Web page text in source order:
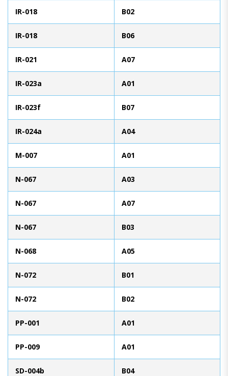
IR-018 B02
IR-018 B06
IR-021 A07
IR-023a A01
IR-023f B07
IR-024a A04
M-007 A01
N-067 A03
N-067 A07
N-067 B03
N-068 A05
N-072 B01
N-072 B02
PP-001 A01
PP-009 A01
SD-004b B04